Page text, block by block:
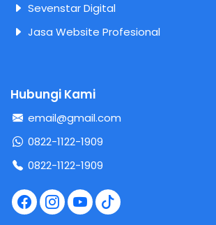
Sevenstar Digital
Jasa Website Profesional
Hubungi Kami
email@gmail.com
0822-1122-1909
0822-1122-1909